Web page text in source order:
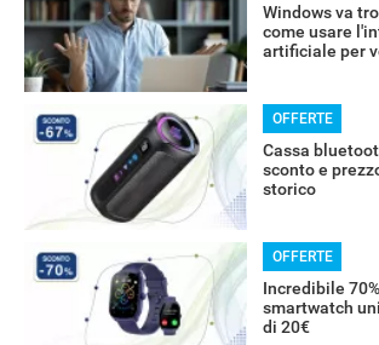
Windows va
come usare
artificiale per
OFFERTE
Cassa
sconto e
storico
OFFERTE
Incredibile
smartwatch
di 20€